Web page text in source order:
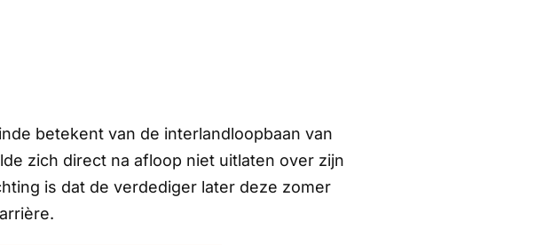
betekent van de interlandloopbaan van
zich direct na afloop niet uitlaten over zijn
is dat de verdediger later deze zomer